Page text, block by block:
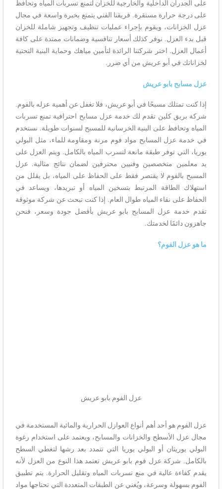
على الجدران الداخلية والخارجية للخزان لتمنع تسربات المياه وتحافظ
على درجة حرارة مستقرة. فريقنا الفني يتمتع بخبرة واسعة في مجال
عزل الخزانات، ويقوم بإجراء عمليات تنظيف وتجهيز شاملة للخزان
قبل بدء العزل. نوفر كذلك أسعار تنافسية وضمانات ممتدة على كافة
أعمال العزل. اختر شركتنا الرائدة لتأمين مياهك وحماية البنية التحتية
لخزاناتك في أبو عريش من أي ضرر.
عزل مسابح بابو عريش
إذا كنت تمتلك مسبحًا في أبو عريش، فلا تغفل عن أهمية عزله بالفوم.
شركة بريق كلين تقدم لك خدمة عزل مسابح احترافية تمنع تسربات
المياه وتحافظ على البنية الخرسانية للمسبح لسنوات طويلة. نستخدم
في خدمة عزل المسابح مواد فوم مرنة ومقاومة للماء، مثل البولي
يوريا، التي توفر طبقة مانعة لتسرب المياه بالكامل. ويتم العزل على
يد معلمين متخصصين وفنيين محترفين لضمان نتائج مثالية. عزل
المسبح بالفوم لا يقتصر فقط على الحفاظ على المياه، بل يقلل من
استهلاك الطاقة المرتبط بتسخين المياه أو تبريدها، ويساعد في
الحفاظ على نقاء المياه طوال العام. إذا كنت تبحث عن شركة موثوقة
تقدم خدمة عزل المسابح بابو عريش بأفضل جودة وسعر، فنحن
جاهزون دائمًا لخدمتك.
ما هو عزل الفوم؟
عزل الفوم بابو عريش
عزل الفوم هو أحد أهم أنواع العوازل الحرارية والمائية المستخدمة في
مجال عزل الأسطح والخزانات والمسابح، ويعتمد على استخدام رغوة
البولي يوريثان أو البولي يوريا التي تتمدد بعد رشها لتغطي السطح
بالكامل. شركة عزل فوم بابو عريش تعتمد هذا النوع من العزل لأنه
يقدم كفاءة عالية في منع تسربات المياه وتقليل الحرارة. يتم تطبيق
الفوم بسهولة وسرعة، ويُغني عن الطبقات المتعددة التي تحتاجها مواد